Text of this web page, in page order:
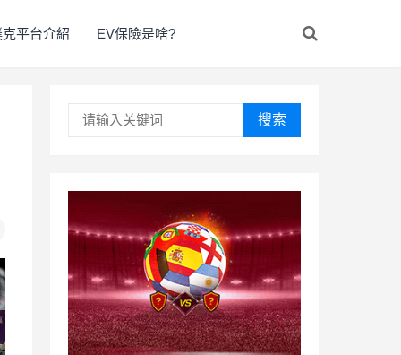
平台介紹 EV保險是啥?
搜索